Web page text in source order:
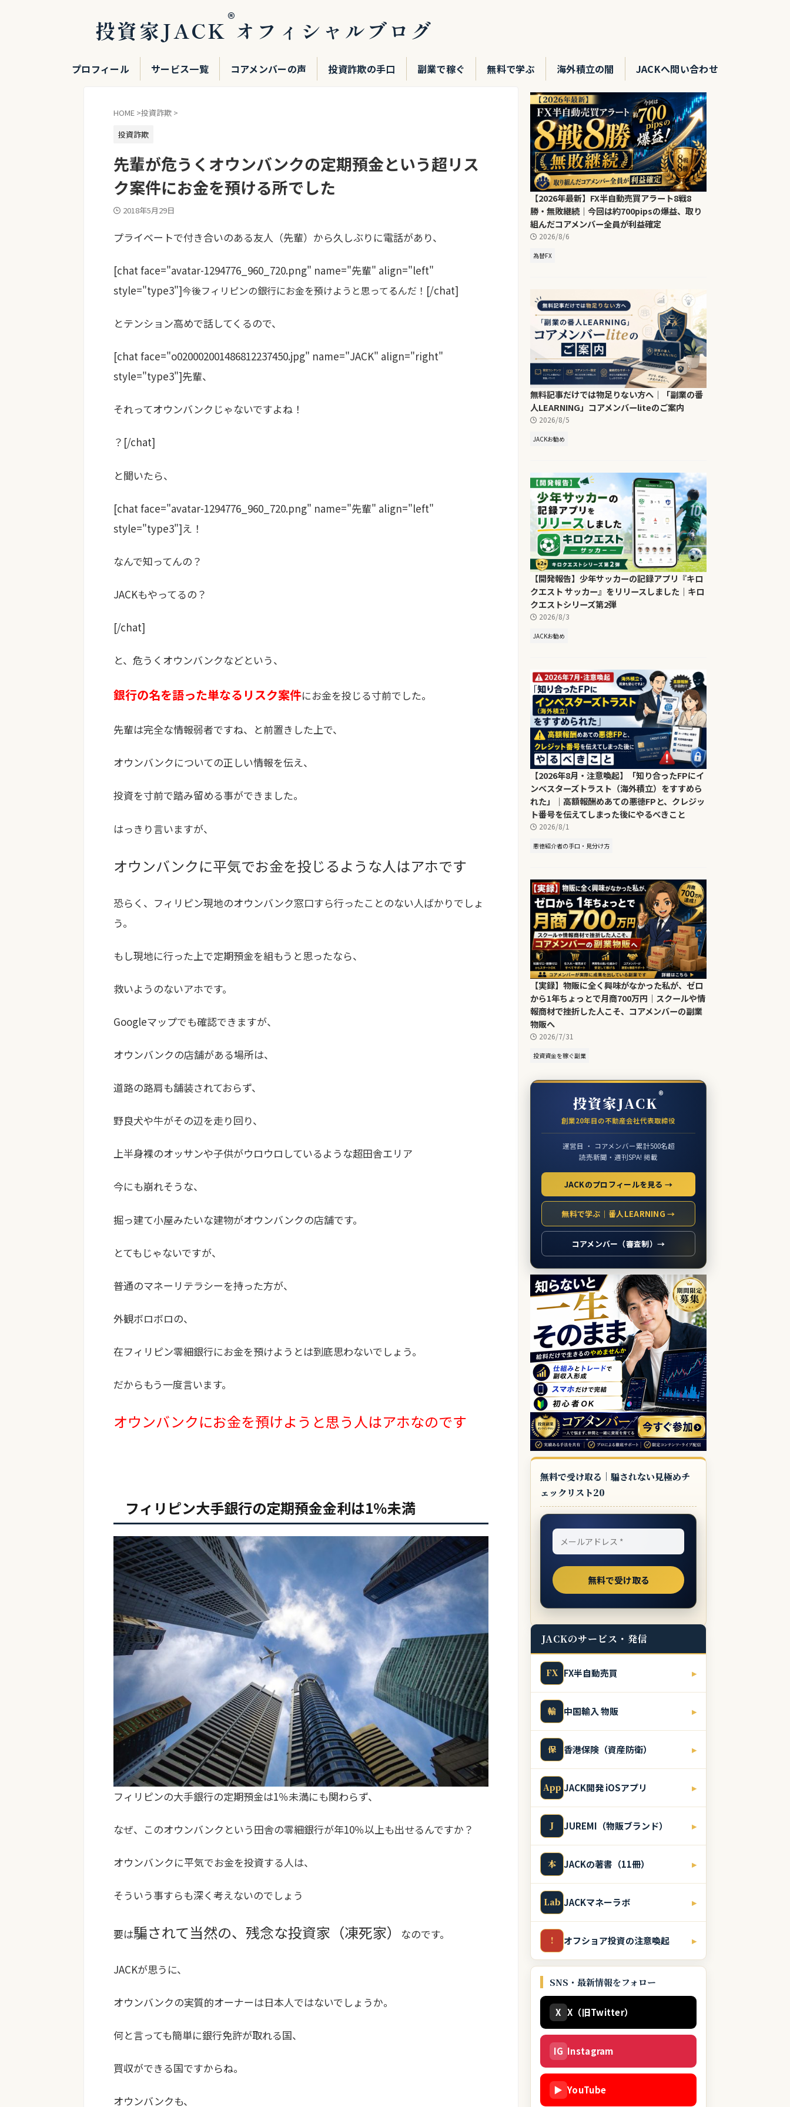
投資家JACK®オフィシャルブログ
プロフィール サービス一覧 コアメンバーの声 投資詐欺の手口 副業で稼ぐ 無料で学ぶ 海外積立の闇 JACKへ問い合わせ
HOME >投資詐欺 >
投資詐欺
先輩が危うくオウンバンクの定期預金という超リス
ク案件にお金を預ける所でした
2018年5月29日
プライベートで付き合いのある友人（先輩）から久しぶりに電話があり、
[chat face="avatar-1294776_960_720.png" name="先輩" align="left"
style="type3"]今後フィリピンの銀行にお金を預けようと思ってるんだ！ [/chat]
とテンション高めで話してくるので、
[chat face="o020002001486812237450.jpg" name="JACK" align="right"
style="type3"]先輩、
それってオウンバンクじゃないですよね！
？[/chat]
と聞いたら、
[chat face="avatar-1294776_960_720.png" name="先輩" align="left"
style="type3"]え！
なんで知ってんの？
JACKもやってるの？
[/chat]
と、危うくオウンバンクなどという、
銀行の名を語った単なるリスク案件にお金を投じる寸前でした。
先輩は完全な情報弱者ですね、と前置きした上で、
オウンバンクについての正しい情報を伝え、
投資を寸前で踏み留める事ができました。
はっきり言いますが、
オウンバンクに平気でお金を投じるような人はアホです
恐らく、フィリピン現地のオウンバンク窓口すら行ったことのない人ばかりでしょ
う。
もし現地に行った上で定期預金を組もうと思ったなら、
救いようのないアホです。
Googleマップでも確認できますが、
オウンバンクの店舗がある場所は、
道路の路肩も舗装されておらず、
野良犬や牛がその辺を走り回り、
上半身裸のオッサンや子供がウロウロしているような超田舎エリア
今にも崩れそうな、
掘っ建て小屋みたいな建物がオウンバンクの店舗です。
とてもじゃないですが、
普通のマネーリテラシーを持った方が、
外観ボロボロの、
在フィリピン零細銀行にお金を預けようとは到底思わないでしょう。
だからもう一度言います。
オウンバンクにお金を預けようと思う人はアホなのです
フィリピン大手銀行の定期預金金利は1％未満
フィリピンの大手銀行の定期預金は1％未満にも関わらず、
なぜ、このオウンバンクという田舎の零細銀行が年10％以上も出せるんですか？
オウンバンクに平気でお金を投資する人は、
そういう事すらも深く考えないのでしょう
要は騙されて当然の、残念な投資家（凍死家） なのです。
JACKが思うに、
オウンバンクの実質的オーナーは日本人ではないでしょうか。
何と言っても簡単に銀行免許が取れる国、
買収ができる国ですからね。
オウンバンクも、
【2026年最新】FX半自動売買アラート8戦8
勝・無敗継続｜今回は約700pipsの爆益、取り
組んだコアメンバー全員が利益確定
2026/8/6
為替FX
無料記事だけでは物足りない方へ｜「副業の番
人LEARNING」コアメンバーliteのご案内
2026/8/5
JACKお勧め
【開発報告】少年サッカーの記録アプリ『キロ
クエスト サッカー』をリリースしました｜キロ
クエストシリーズ第2弾
2026/8/3
JACKお勧め
【2026年8月・注意喚起】「知り合ったFPにイ
ンベスターズトラスト（海外積立）をすすめら
れた」｜高額報酬めあての悪徳FPと、クレジッ
ト番号を伝えてしまった後にやるべきこと
2026/8/1
悪徳紹介者の手口・見分け方
【実録】物販に全く興味がなかった私が、ゼロ
から1年ちょっとで月商700万円｜スクールや情
報商材で挫折した人こそ、コアメンバーの副業
物販へ
2026/7/31
投資資金を稼ぐ副業
投資家JACK®
創業20年目の不動産会社代表取締役
運営目 ・ コアメンバー累計500名超
読売新聞・週刊SPA! 掲載
JACKのプロフィールを見る →
無料で学ぶ｜番人LEARNING →
コアメンバー（審査制）→
無料で受け取る｜騙されない見極めチ
ェックリスト20
JACKのサービス・発信
FX FX半自動売買 ▸
輸 中国輸入 物販 ▸
保 香港保険（資産防衛） ▸
App JACK開発 iOSアプリ ▸
J JUREMI（物販ブランド） ▸
本 JACKの著書（11冊） ▸
Lab JACKマネーラボ ▸
! オフショア投資の注意喚起 ▸
SNS・最新情報をフォロー
X X（旧Twitter）
IG Instagram
▶ YouTube